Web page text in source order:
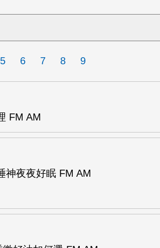
5 6 7 8 9
FM AM
神夜夜好眠 FM AM